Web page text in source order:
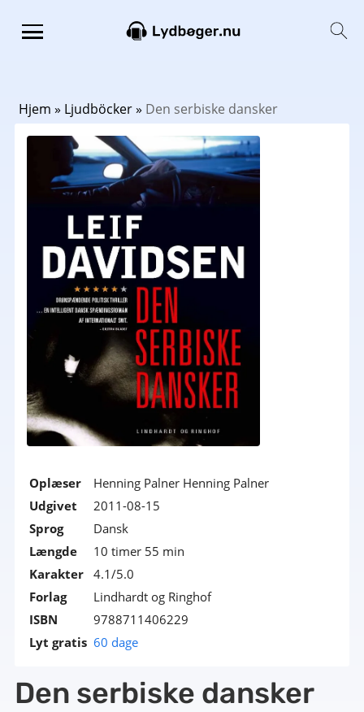
Hjem » Ljudböcker» Den serbiske dansker
Oplæser
Henning Palner Henning Palner
Udgivet
2011-08-15
Sprog
Dansk
Længde
10 timer 55 min
Karakter
4.1/5.0
Forlag
Lindhardt og Ringhof
ISBN
9788711406229
Lyt gratis 60 dage
Den serbiske dansker